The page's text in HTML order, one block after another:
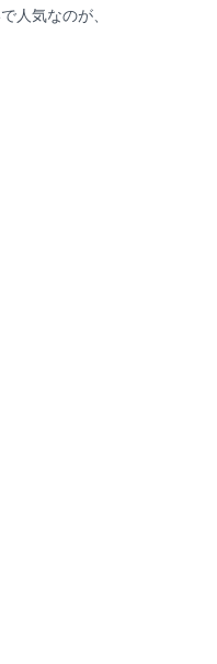
人気なのが、